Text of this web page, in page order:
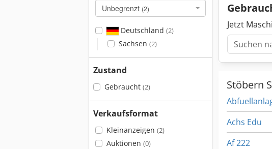
Unbegrenzt (2)
Deutschland (2)
Sachsen (2)
Zustand
Gebraucht (2)
Verkaufsformat
Kleinanzeigen (2)
Auktionen (0)
Jetzt
Stöbern
Achs Edu
Af 222